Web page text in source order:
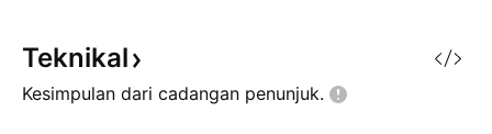
Teknikal
Kesimpulan dari cadangan penunjuk.